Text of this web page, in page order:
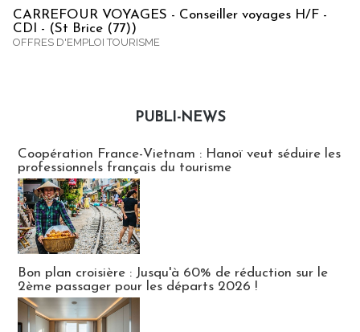
CARREFOUR VOYAGES - Conseiller voyages H/F -
CDI - (St Brice (77))
OFFRES D'EMPLOI TOURISME
PUBLI-NEWS
Coopération France-Vietnam : Hanoï veut séduire les
professionnels français du tourisme
Bon plan croisière : Jusqu'à 60% de réduction sur le
2ème passager pour les départs 2026 !